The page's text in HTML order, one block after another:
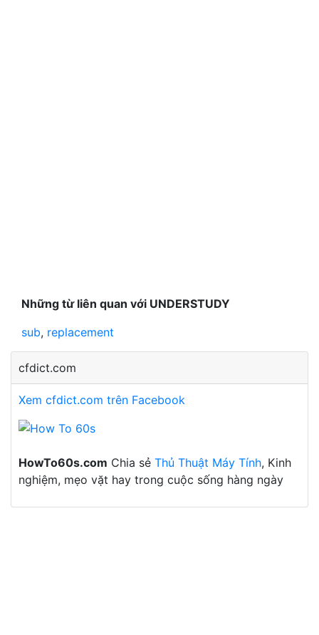
Những từ liên quan với UNDERSTUDY
sub, replacement
cfdict.com
Xem cfdict.com trên Facebook
HowTo60s.com Chia sẻ Thủ Thuật Máy Tính, Kinh
nghiệm, mẹo vặt hay trong cuộc sống hàng ngày